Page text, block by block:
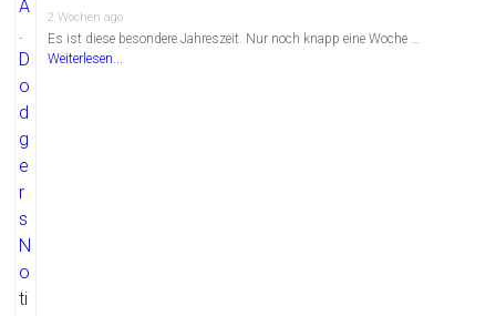
2 Wochen ago
Es ist diese besondere Jahreszeit. Nur noch knapp eine Woche …
Weiterlesen...